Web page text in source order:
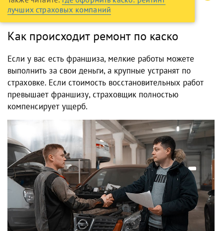
лучших страховых компаний
Как происходит ремонт по каско
Если у вас есть франшиза, мелкие работы можете
выполнить за свои деньги, а крупные устранят по
страховке. Если стоимость восстановительных работ
превышает франшизу, страховщик полностью
компенсирует ущерб.